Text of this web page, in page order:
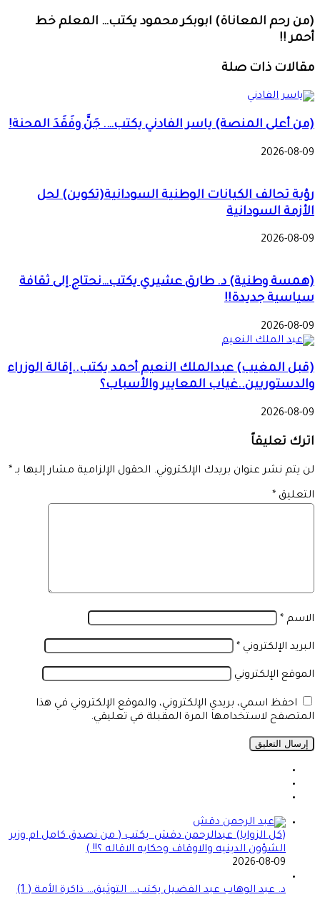
(من رحم المعاناة) ابوبكر محمود يكتب… المعلم خط
أحمر !!
مقالات ذات صلة
(من أعلى المنصة) ياسر الفادني يكتب…. جَنَّ وفَقَدَ المحنة!
2026-08-09
رؤية تحالف الكيانات الوطنية السودانية(تكوين) لحل
الأزمة السودانية
2026-08-09
(همسة وطنية) د. طارق عشيري يكتب…نحتاج إلى ثقافة
سياسية جديدة!!
2026-08-09
(قبل المغيب) عبدالملك النعيم أحمد يكتب..إقالة الوزراء
والدستوريين..غياب المعايير والأسباب؟
2026-08-09
اترك تعليقاً
لن يتم نشر عنوان بريدك الإلكتروني. الحقول الإلزامية مشار إليها بـ *
التعليق *
الاسم *
البريد الإلكتروني *
الموقع الإلكتروني
احفظ اسمي، بريدي الإلكتروني، والموقع الإلكتروني في هذا
المتصفح لاستخدامها المرة المقبلة في تعليقي.
(كل الزوايا) عبدالرحمن دقش يكتب ( من نصدق كامل ام وزير
الشؤون الدينيه والاوقاف وحكايه الاقاله ؟!! )
2026-08-09
د. عبد الوهاب عبد الفضيل يكتب… التوثيق… ذاكرة الأمة ( 1)